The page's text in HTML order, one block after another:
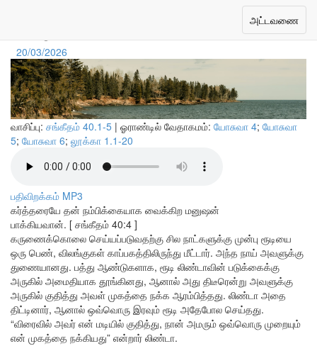
Toggle
navigation
அட்டவணை
20/03/2026
வாசிப்பு: சங்கீதம் 40.1-5 | ஓராண்டில் வேதாகமம்: யோசுவா 4; யோசுவா
5; யோசுவா 6; லூக்கா 1.1-20
பதிவிறக்கம் MP3
கர்த்தரையே தன் நம்பிக்கையாக வைக்கிற மனுஷன்
பாக்கியவான். [ சங்கீதம் 40:4 ]
கருணைக்கொலை செய்யப்படுவதற்கு சில நாட்களுக்கு முன்பு ரூடியை
ஒரு பெண், விலங்குகள் காப்பகத்திலிருந்து மீட்டார். அந்த நாய் அவளுக்கு
துணையானது. பத்து ஆண்டுகளாக, ரூடி லிண்டாவின் படுக்கைக்கு
அருகில் அமைதியாக தூங்கினது, ஆனால் அது திடீரென்று அவளுக்கு
அருகில் குதித்து அவள் முகத்தை நக்க ஆரம்பித்தது. லிண்டா அதை
திட்டினார், ஆனால் ஒவ்வொரு இரவும் ரூடி அதேபோல செய்தது.
“விரைவில் அவர் என் மடியில் குதித்து, நான் அமரும் ஒவ்வொரு முறையும்
என் முகத்தை நக்கியது” என்றார் லிண்டா.